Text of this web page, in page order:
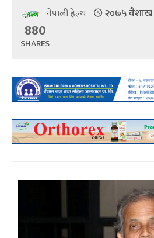
नेपाली हेल्थ २०७५
880
SHARES